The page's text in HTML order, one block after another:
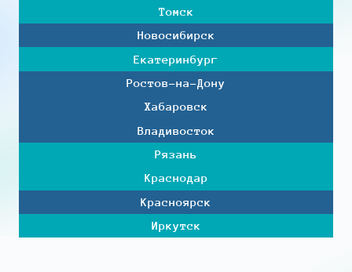
Томск
Новосибирск
Екатеринбург
Ростов-на-Дону
Хабаровск
Владивосток
Рязань
Краснодар
Красноярск
Иркутск